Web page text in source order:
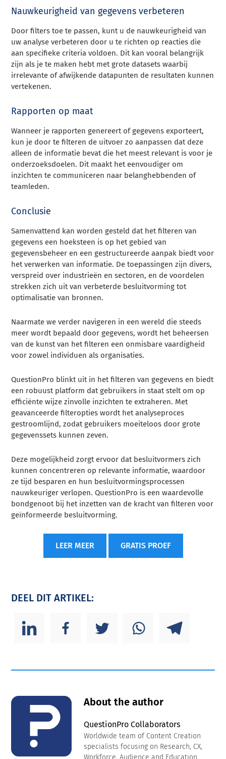
Nauwkeurigheid van gegevens verbeteren
Door filters toe te passen, kunt u de nauwkeurigheid van
uw analyse verbeteren door u te richten op reacties die
aan specifieke criteria voldoen. Dit kan vooral belangrijk
zijn als je te maken hebt met grote datasets waarbij
irrelevante of afwijkende datapunten de resultaten kunnen
vertekenen.
Rapporten op maat
Wanneer je rapporten genereert of gegevens exporteert,
kun je door te filteren de uitvoer zo aanpassen dat deze
alleen de informatie bevat die het meest relevant is voor je
onderzoeksdoelen. Dit maakt het eenvoudiger om
inzichten te communiceren naar belanghebbenden of
teamleden.
Conclusie
Samenvattend kan worden gesteld dat het filteren van
gegevens een hoeksteen is op het gebied van
gegevensbeheer en een gestructureerde aanpak biedt voor
het verwerken van informatie. De toepassingen zijn divers,
verspreid over industrieën en sectoren, en de voordelen
strekken zich uit van verbeterde besluitvorming tot
optimalisatie van bronnen.
Naarmate we verder navigeren in een wereld die steeds
meer wordt bepaald door gegevens, wordt het beheersen
van de kunst van het filteren een onmisbare vaardigheid
voor zowel individuen als organisaties.
QuestionPro blinkt uit in het filteren van gegevens en biedt
een robuust platform dat gebruikers in staat stelt om op
efficiënte wijze zinvolle inzichten te extraheren. Met
geavanceerde filteropties wordt het analyseproces
gestroomlijnd, zodat gebruikers moeiteloos door grote
gegevenssets kunnen zeven.
Deze mogelijkheid zorgt ervoor dat besluitvormers zich
kunnen concentreren op relevante informatie, waardoor
ze tijd besparen en hun besluitvormingsprocessen
nauwkeuriger verlopen. QuestionPro is een waardevolle
bondgenoot bij het inzetten van de kracht van filteren voor
geïnformeerde besluitvorming.
LEER MEER GRATIS PROEF
DEEL DIT ARTIKEL:
About the author
QuestionPro Collaborators
Worldwide team of Content Creation
specialists focusing on Research, CX,
Workforce, Audience and Education.